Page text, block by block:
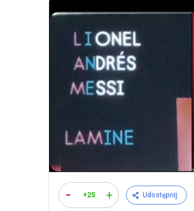
- +25 + Udostępnij